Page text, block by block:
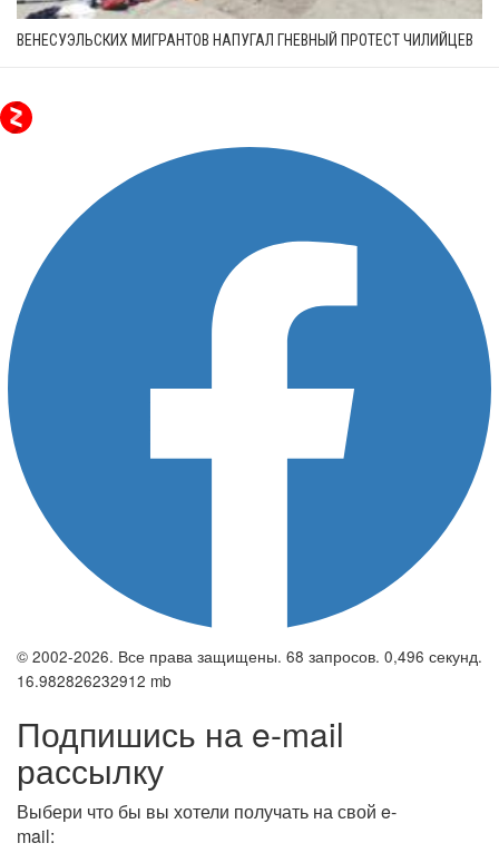
ВЕНЕСУЭЛЬСКИХ МИГРАНТОВ НАПУГАЛ ГНЕВНЫЙ ПРОТЕСТ ЧИЛИЙЦЕВ
© 2002-2026. Все права защищены. 68 запросов. 0,496 секунд.
16.982826232912 mb
Подпишись на e-mail
рассылку
Выбери что бы вы хотели получать на свой e-
mail: